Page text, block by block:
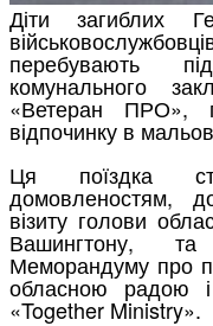
Діти загиблих
перебувають
комунального
«Ветеран ПРО»,
відпочинку в
Ця поїздка
домовленостям,
візиту голови
Вашингтону,
Меморандуму про
обласною радою і
«Together Ministry».